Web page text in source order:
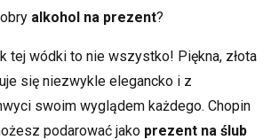
alkohol na prezent?
tej wódki to nie wszystko! Piękna, złota
się niezwykle elegancko i z
swoim wyglądem każdego. Chopin
podarować jako prezent na ślub